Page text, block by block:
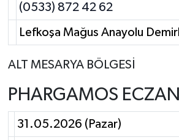
(0533) 872 42 62
Lefkoşa Mağus Anayolu
ALT MESARYA BÖLGESİ
PHARGAMOS
31.05.2026 (Pazar)